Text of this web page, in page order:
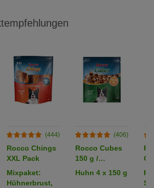
(444)
Rocco Chings
XXL Pack
Mixpaket:
Hühnerbrust,
(406)
Rocco Cubes
150 g /
Sparpaket %
Huhn 4 x 150 g